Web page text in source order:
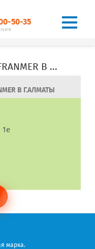
50-35
ОФИЦИАЛЬНЫЙ ДИЛЕР FRANMER В Г. Алматы
В Г.АЛМАТЫ
1е
марка.